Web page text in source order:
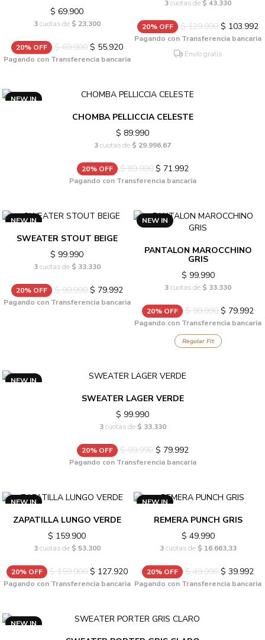
$ 69.900
3cuotas de $ 23.300
20% OFF $ 69.900$ 55.920
Pagando con Transferencia bancaria
3cuotas de $ 43.330
20% OFF $ 129.990 $ 103.992
Pagando con Transferencia bancaria
Envío gratis
NEW IN
CHOMBA PELLICCIA CELESTE
$ 89.990
3cuotas de $ 29.996,67
20% OFF $ 89.990$ 71.992
Pagando con Transferencia bancaria
NEW IN
SWEATER STOUT BEIGE
$ 99.990
3cuotas de $ 33.330
20% OFF $ 99.990$ 79.992
Pagando con Transferencia bancaria
NEW IN
PANTALON MAROCCHINO
GRIS
$ 99.990
3cuotas de $ 33.330
20% OFF $ 99.990 $ 79.992
Pagando con Transferencia bancaria
Regular Fit
NEW IN
SWEATER LAGER VERDE
$ 99.990
3cuotas de $ 33.330
20% OFF $ 99.990$ 79.992
Pagando con Transferencia bancaria
NEW IN
ZAPATILLA LUNGO VERDE
$ 159.900
3cuotas de $ 53.300
20% OFF $ 159.900$ 127.920
Pagando con Transferencia bancaria
NEW IN
REMERA PUNCH GRIS
$ 49.990
3cuotas de $ 16.663,33
20% OFF $ 49.990 $ 39.992
Pagando con Transferencia bancaria
NEW IN